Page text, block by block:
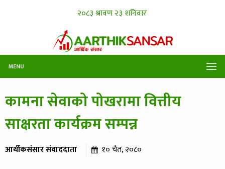
MENU
कामना सेवाको पोखरामा वित्तीय
साक्षरता कार्यक्रम सम्पन्न
आर्थीकसंसार संवाददाता १० चैत, २०८०